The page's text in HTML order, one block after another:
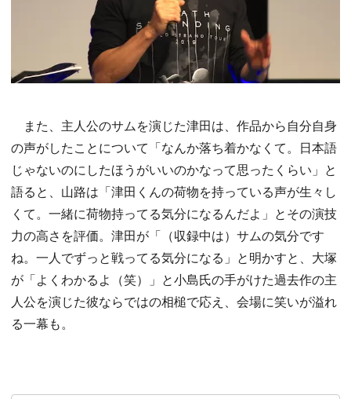
また、主人公のサムを演じた津田は、作品から自分自身
の声がしたことについて「なんか落ち着かなくて。日本語
じゃないのにしたほうがいいのかなって思ったくらい」と
語ると、山路は「津田くんの荷物を持っている声が生々し
くて。一緒に荷物持ってる気分になるんだよ」とその演技
力の高さを評価。津田が「（収録中は）サムの気分です
ね。一人でずっと戦ってる気分になる」と明かすと、大塚
が「よくわかるよ（笑）」と小島氏の手がけた過去作の主
人公を演じた彼ならではの相槌で応え、会場に笑いが溢れ
る一幕も。